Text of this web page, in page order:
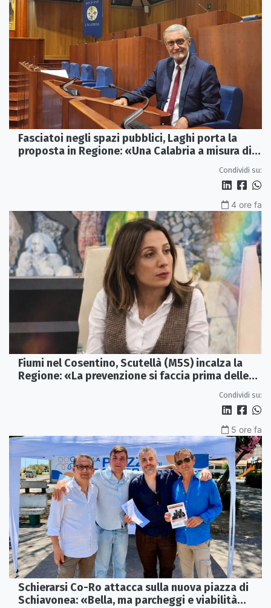
Fasciatoi negli spazi pubblici, Laghi porta la
proposta in Regione: «Una Calabria a misura di
Condividi su:
4 ore fa
Fiumi nel Cosentino, Scutellà (M5S) incalza la
Regione: «La prevenzione si faccia prima delle
Condividi su:
5 ore fa
Schierarsi Co-Ro attacca sulla nuova piazza di
Schiavonea: «Bella, ma parcheggi e viabilità